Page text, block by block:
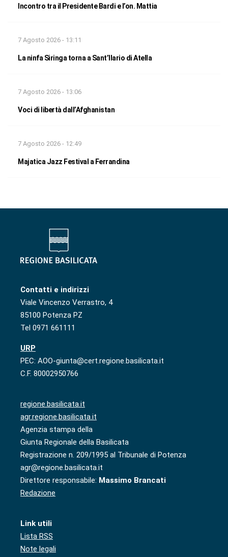
Incontro tra il Presidente Bardi e l’on. Mattia
7 Agosto 2026 - 13:11
La ninfa Siringa torna a Sant’Ilario di Atella
7 Agosto 2026 - 13:06
Voci di libertà dall’Afghanistan
7 Agosto 2026 - 12:49
Majatica Jazz Festival a Ferrandina
Contatti e indirizzi
Viale Vincenzo Verrastro, 4
85100 Potenza PZ
Tel 0971 661111
URP
PEC: AOO-giunta@cert.regione.basilicata.it
C.F. 80002950766
regione.basilicata.it
agr.regione.basilicata.it
Agenzia stampa della
Giunta Regionale della Basilicata
Registrazione n. 209/1995 al Tribunale di Potenza
agr@regione.basilicata.it
Direttore responsabile: Massimo Brancati
Redazione
Link utili
Lista RSS
Note legali